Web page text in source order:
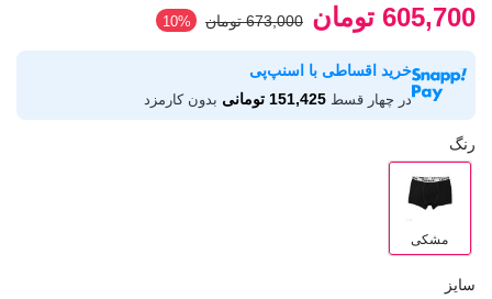
605,700 تومان 673,000 تومان ‎10%
خرید اقساطی با اسنپ‌پی
در چهار قسط 151,425 تومانی بدون کارمزد
رنگ
مشکی
سایز